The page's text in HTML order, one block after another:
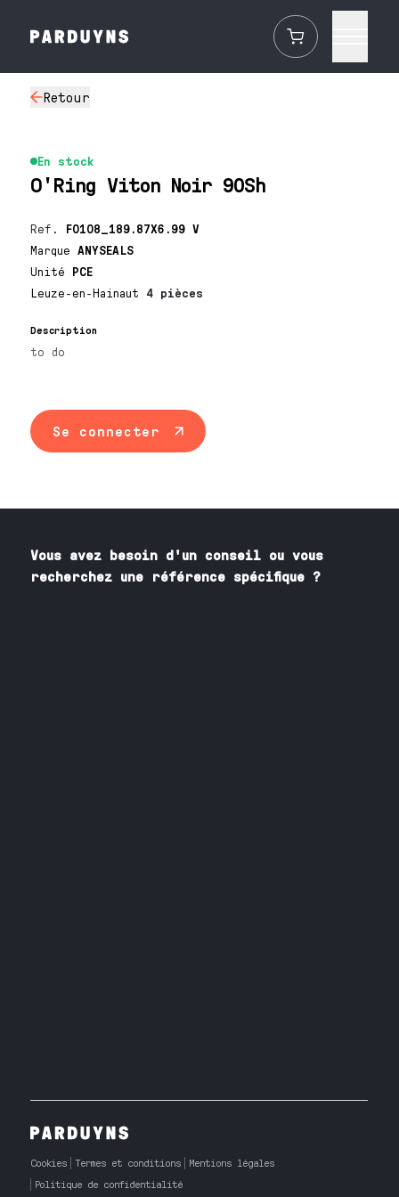
Retour
En stock
O'Ring Viton Noir 90Sh
Ref. F0108_189.87X6.99 V
MarqueANYSEALS
Unité PCE
Leuze-en-Hainaut 4 pièces
Description
to do
Se connecter
Vous avez besoin d'un conseil ou vous
recherchez une référence spécifique ?
Cookies Termes et conditions
Mentions légales
Politique de confidentialité